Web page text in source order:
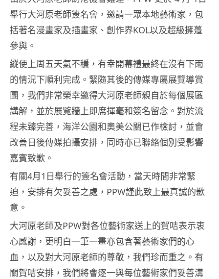
舉行大河原老師簽名會，邀請一眾本地藝術家，包
括著名漫畫家及插畫家、創作界KOL以及超級擁躉
參與。
縱使上周五天氣不穩，有幸開幕禮最終在沒有下雨
的情況下順利完成。緊隨其後的傳媒專屬展覽導賞
團，我們非常榮幸邀得大河原老師親自於每個展區
講解，並於展覧牆上即席揮毫和簽名留念。對於流
程未臻完善，海洋公園和奧美公關已作檢討，並會
改善日後傳媒拍攝安排，同時亦已聯絡個別受影響
嘉賓致歉。
有關4月1日舉行的簽名會活動，當天時間非常緊
迫，安排有欠妥善之處，PPW謹此致上最真誠的歉
意。
大河原老師及PPW對各位藝術家送上的賀咭表示衷
心感謝，更明白一筆一畫亦包含著藝術家們的心
血，以及對大河原老師的尊敬，我們珍而重之。有
關賀咭安排，我們將會逐一與每位藝術家們妥善溝